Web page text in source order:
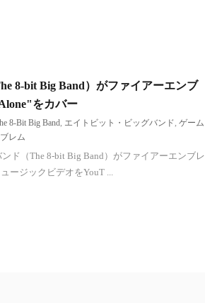
8-bit Big Band）がファイアーエンブ
をカバー
8-Bit Big Band エイトビット・ビッグバンド ゲーム
レム
ド（The 8-bit Big Band）がファイアーエンブレ
ージックビデオをYouT ...